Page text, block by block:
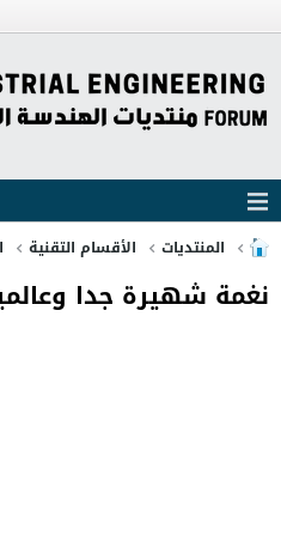
المنتديات الأقسام التقنية
نغمة شهيرة جدا